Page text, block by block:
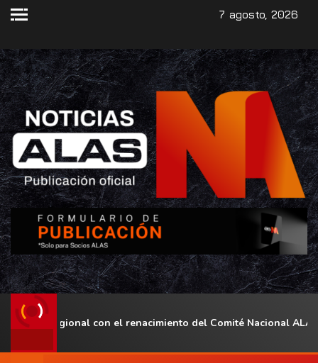
7 agosto, 2026
regional con el renacimiento del Comité Nacional ALAS